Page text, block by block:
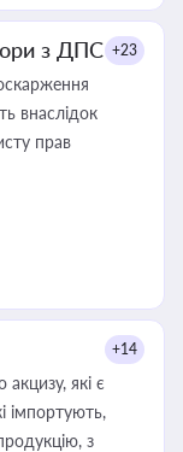
з ДПС +23
внаслідок
прав
+14
які є
імпортують,
з